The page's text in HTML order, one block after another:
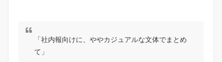
「社内報向けに、ややカジュアルな文体でまとめ
て」